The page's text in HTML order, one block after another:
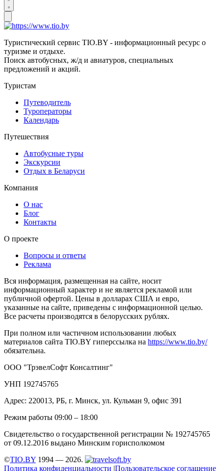
Туристический сервис TIO.BY - информационный ресурс о
туризме и отдыхе.
Поиск автобусных, ж/д и авиатуров, специальных
предложений и акций.
Туристам
Путеводитель
Туроператоры
Календарь
Путешествия
Автобусные туры
Экскурсии
Отдых в Беларуси
Компания
О нас
Блог
Контакты
О проекте
Вопросы и ответы
Реклама
Вся информация, размещенная на сайте, носит
информационный характер и не является рекламой или
публичной офертой. Цены в долларах США и евро,
указанные на сайте, приведены с информационной целью.
Все расчеты производятся в белорусских рублях.
При полном или частичном использовании любых
материалов сайта TIO.BY гиперссылка на https://www.tio.by/
обязательна.
ООО "ТрэвелСофт Консалтинг"
УНП 192745765
Адрес: 220013, РБ, г. Минск, ул. Кульман 9, офис 391
Режим работы 09:00 – 18:00
Свидетельство о государственной регистрации № 192745765
от 09.12.2016 выдано Минским горисполкомом
©TIO.BY 1994 — 2026.
Политика конфиденциальности |Пользовательское соглашение